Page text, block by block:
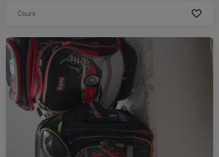
Cours